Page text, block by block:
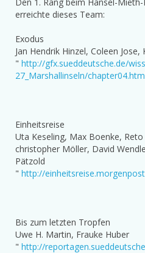
erreichte dieses Team:
Exodus
Jan Hendrik Hinzel, Coleen Jose,
" http://gfx.sueddeutsche.de/
27_Marshallinseln/
Einheitsreise
Uta Keseling, Max Boenke, Reto
christopher Möller, David
Pätzold
" http://
Bis zum letzten Tropfen
Uwe H. Martin, Frauke Huber
" http://